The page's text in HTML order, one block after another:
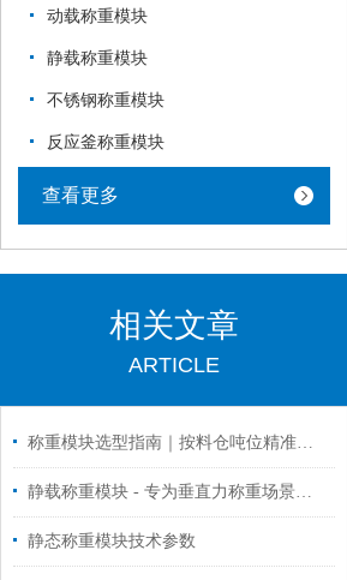
动载称重模块
静载称重模块
不锈钢称重模块
反应釜称重模块
查看更多
相关文章
ARTICLE
称重模块选型指南｜按料仓吨位精准选配方案（苏州金钻称重）
静载称重模块 - 专为垂直力称重场景设计的可靠解决方案
静态称重模块技术参数